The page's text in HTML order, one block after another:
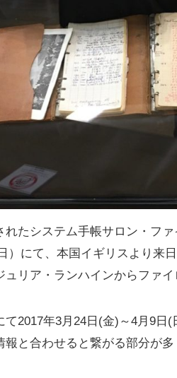
れたシステム手帳サロン・フ
）にて、本国イギリスより来
ュリア・ランハインからファ
て2017年3月24日(金)～4月9
報と合わせると繋がる部分が多